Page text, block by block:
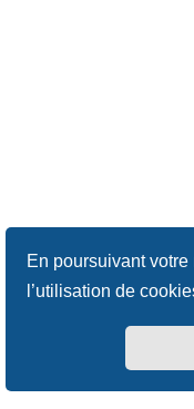
En poursuivant
l’utilisation de